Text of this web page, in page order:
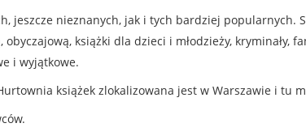
jeszcze nieznanych, jak i tych bardziej
książki dla dzieci i młodzieży,
i wyjątkowe.
książek zlokalizowana jest w Warszawie i tu